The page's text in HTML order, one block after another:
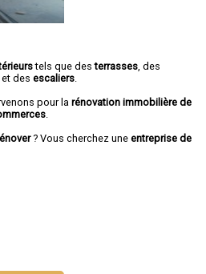
tels que desterrasses , des
et des escaliers
pour la rénovation immobilière de
? Vous cherchez une entreprise de